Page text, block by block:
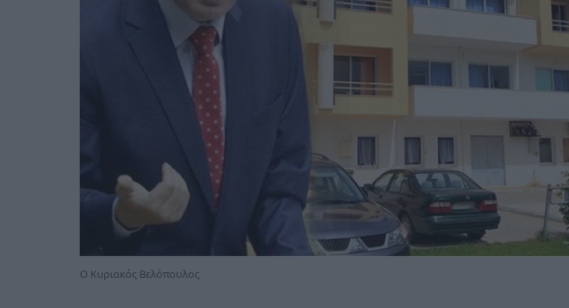
Ο Κυριακός Βελόπουλος